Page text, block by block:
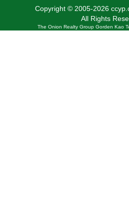
Copyright © 2005-2026
All Rights
The Onion Realty Group Gorden Kao